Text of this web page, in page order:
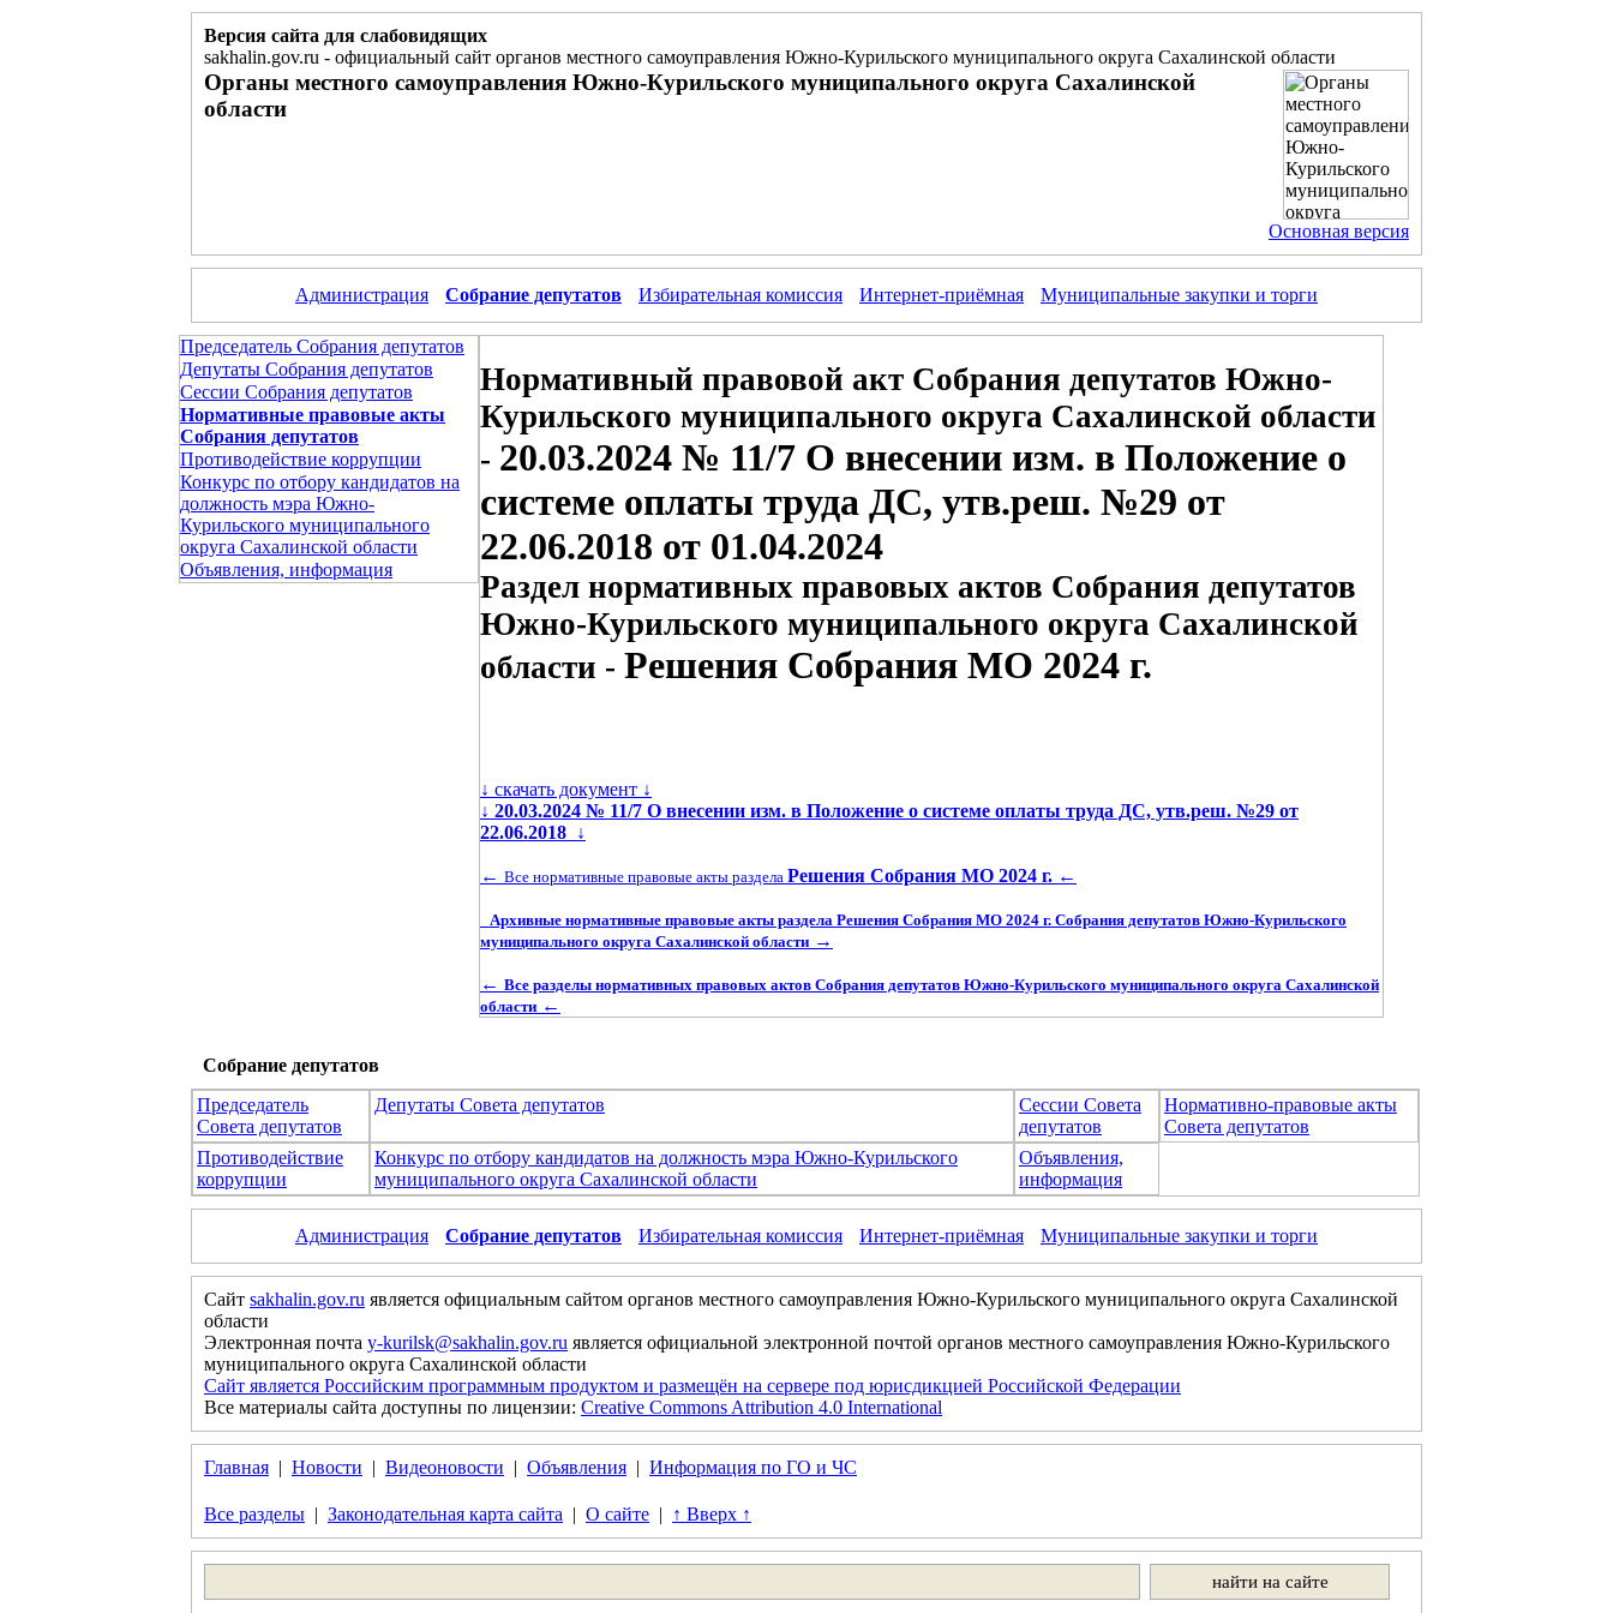
Версия сайта для слабовидящих
sakhalin.gov.ru - официальный сайт органов местного самоуправления Южно-Курильского муниципального округа Сахалинской области
Органы местного самоуправления Южно-Курильского муниципального округа Сахалинской
области
Основная версия
Администрация Собрание депутатов Избирательная комиссия Интернет-приёмная Муниципальные закупки и торги
Председатель Собрания депутатов
Депутаты Собрания депутатов
Сессии Собрания депутатов
Нормативные правовые акты
Собрания депутатов
Противодействие коррупции
Конкурс по отбору кандидатов на
должность мэра Южно-
Курильского муниципального
округа Сахалинской области
Объявления, информация
Нормативный правовой акт Собрания депутатов Южно-
Курильского муниципального округа Сахалинской области
- 20.03.2024 № 11/7 О внесении изм. в Положение о
системе оплаты труда ДС, утв.реш. №29 от
22.06.2018 от 01.04.2024
Раздел нормативных правовых актов Собрания депутатов
Южно-Курильского муниципального округа Сахалинской
области - Решения Собрания МО 2024 г.
↓ скачать документ ↓
↓ 20.03.2024 № 11/7 О внесении изм. в Положение о системе оплаты труда ДС, утв.реш. №29 от
22.06.2018 ↓
← Все нормативные правовые акты раздела Решения Собрания МО 2024 г. ←
Архивные нормативные правовые акты раздела Решения Собрания МО 2024 г. Собрания депутатов Южно-Курильского
муниципального округа Сахалинской области →
← Все разделы нормативных правовых актов Собрания депутатов Южно-Курильского муниципального округа Сахалинской
области ←
Собрание депутатов
Председатель
Совета депутатов
Депутаты Совета депутатов
Сессии Совета
депутатов
Нормативно-правовые акты
Совета депутатов
Противодействие
коррупции
Конкурс по отбору кандидатов на должность мэра Южно-Курильского
муниципального округа Сахалинской области
Объявления,
информация
Администрация Собрание депутатов Избирательная комиссия Интернет-приёмная Муниципальные закупки и торги
Сайт sakhalin.gov.ru является официальным сайтом органов местного самоуправления Южно-Курильского муниципального округа Сахалинской
области
Электронная почта y-kurilsk@sakhalin.gov.ru является официальной электронной почтой органов местного самоуправления Южно-Курильского
муниципального округа Сахалинской области
Сайт является Российским программным продуктом и размещён на сервере под юрисдикцией Российской Федерации
Все материалы сайта доступны по лицензии: Creative Commons Attribution 4.0 International
Главная | Новости | Видеоновости | Объявления | Информация по ГО и ЧС
Все разделы | Законодательная карта сайта | О сайте | ↑ Вверх ↑